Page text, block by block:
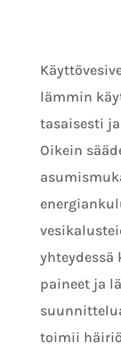
lämmin
tasaisesti
Oikein
yhteydessä
paineet ja
toimii